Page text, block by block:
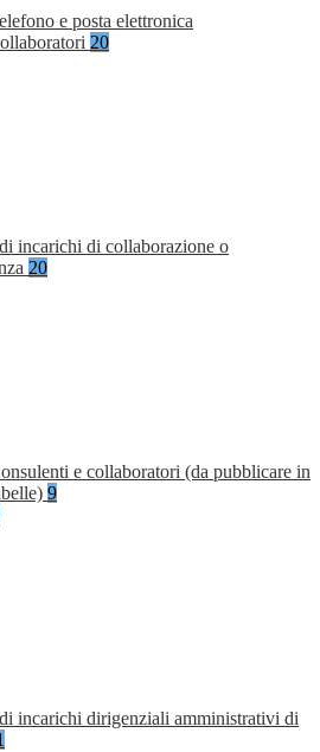
e posta elettronica
20
incarichi di collaborazione o
20
e collaboratori (da pubblicare in
9
incarichi dirigenziali amministrativi di